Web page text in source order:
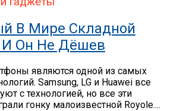
В Мире Складной
И Он Не Дёшев
являются одной из самых
Samsung, LG и Huawei все
с технологией, но все эти
гонку малоизвестной Royole....